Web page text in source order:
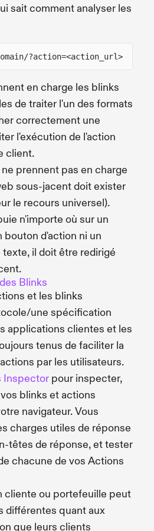
sait comment analyser les
?action=<action_url>
en charge les blinks
de traiter l'un des formats
correctement une
l'exécution de l'action
client.
prennent pas en charge
sous-jacent doit exister
le recours universel).
n'importe où sur un
bouton d'action ni un
il doit être redirigé
Blinks
et les blinks
une spécification
applications clientes et les
tenus de faciliter la
par les utilisateurs.
Inspector pour inspecter,
blinks et actions
navigateur. Vous
charges utiles de réponse
têtes de réponse, et tester
chacune de vos Actions
cliente ou portefeuille peut
différentes quant aux
que leurs clients